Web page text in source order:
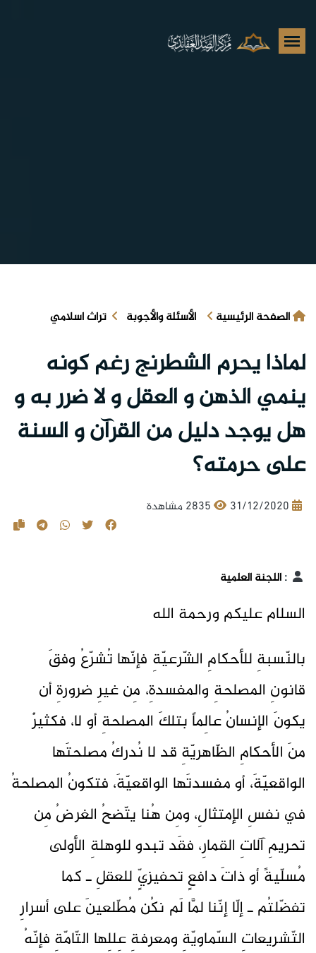
الصفحة الرئيسية الأسئلة والأجوبة تراث اسلامي
لماذا يحرم الشطرنج رغم كونه
ينمي الذهن و العقل و لا ضرر به و
هل يوجد دليل من القرآن و السنة
على حرمته؟
31/12/2020 2835 مشاهدة
:اللجنة العلمية
السلام عليكم ورحمة الله
بالنّسبةِ للأحكامِ الشّرعيّةِ فإنّها تُشرّعُ وفقَ
قانونِ المصلحةِ والمفسدةِ، مِن غيرِ ضرورةِ أن
يكونَ الإنسانُ عالِماً بتلكَ المصلحةِ أو لا، فكثيرٌ
منَ الأحكامِ الظّاهريّةِ قد لا نُدركُ مصلحتَها
الواقعيّةَ، أو مفسدتَها الواقعيّةَ، فتكونُ المصلحةُ
في نفسِ الإمتثالِ، ومِن هُنا يتّضحُ الغرضُ مِن
تحريمِ آلاتِ القمارِ، فقَد تبدو للوهلةِ الأولى
مُسلّيةً أو ذاتَ دافعٍ تحفيزيٍّ للعقلِ ـ كما
تفضّلتُم ـ إلّا إنّنا لمَّا لَم نكُن مُطّلعينَ على أسرارِ
التّشريعاتِ السّماويّةِ ومعرفةِ عِللِها التّامّةِ فإنّهُ